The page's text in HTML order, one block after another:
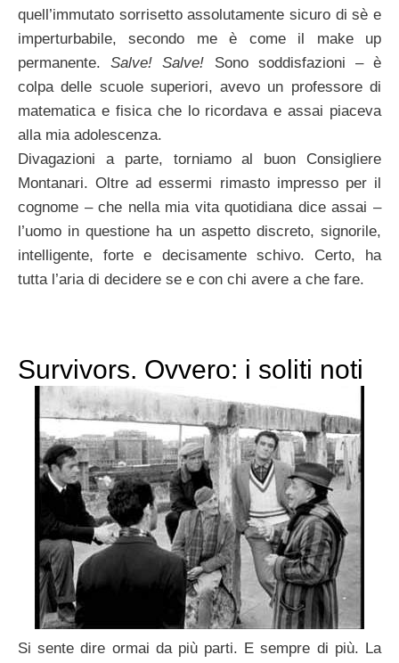
quell’immutato sorrisetto assolutamente sicuro di sè e
imperturbabile, secondo me è come il make up
permanente.Salve! Salve! Sono soddisfazioni – è
colpa delle scuole superiori, avevo un professore di
matematica e fisica che lo ricordava e assai piaceva
alla mia adolescenza.
Divagazioni a parte, torniamo al buon Consigliere
Montanari. Oltre ad essermi rimasto impresso per il
cognome – che nella mia vita quotidiana dice assai –
l’uomo in questione ha un aspetto discreto, signorile,
intelligente, forte e decisamente schivo. Certo, ha
tutta l’aria di decidere se e con chi avere a che fare.
Survivors. Ovvero: i soliti noti
Si sente dire ormai da più parti. E sempre di più. La